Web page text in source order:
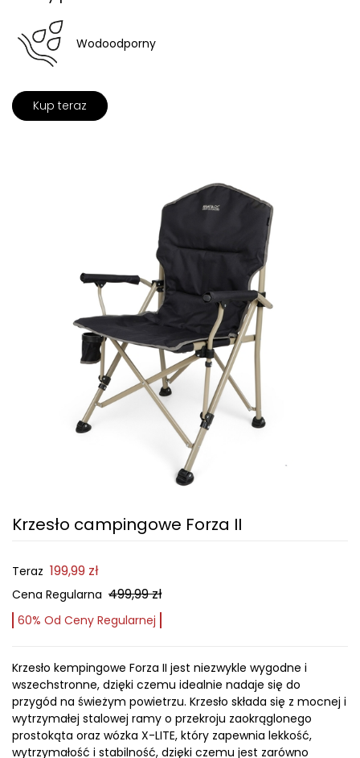
Wodoodporny
Kup teraz
Krzesło campingowe Forza II
Cena Regularna 499,99 zł
Teraz 199,99 zł
60% Od Ceny Regularnej
Krzesło kempingowe Forza II jest niezwykle wygodne i
wszechstronne, dzięki czemu idealnie nadaje się do
przygód na świeżym powietrzu. Krzesło składa się z mocnej i
wytrzymałej stalowej ramy o przekroju zaokrąglonego
prostokąta oraz wózka X-LITE, który zapewnia lekkość,
wytrzymałość i stabilność, dzięki czemu jest zarówno